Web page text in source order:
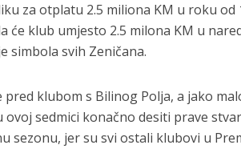
za otplatu 2.5 miliona KM u roku od
će klub umjesto 2.5 milona KM u
simbola svih Zeničana.
klubom s Bilinog Polja, a jako
ovoj sedmici konačno desiti prave
sezonu, jer su svi ostali klubovi u